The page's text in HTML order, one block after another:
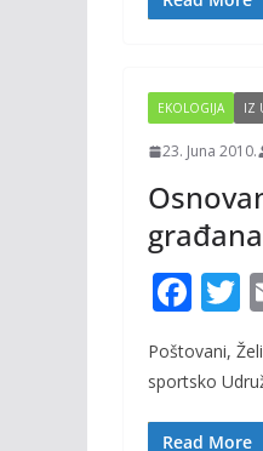
k
EKOLOGIJA IZ
23. Juna 2010.
F
e
b
T
w
Poštovani,
sportsko
Read More